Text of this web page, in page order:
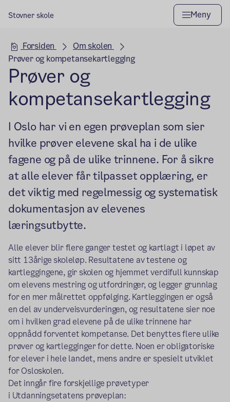
Stovner skole Meny
Hovedseksjon
Forsiden
Om skolen
Prøver og kompetansekartlegging
Prøver og
kompetansekartlegging
I Oslo har vi en egen prøveplan som sier
hvilke prøver elevene skal ha i de ulike
fagene og på de ulike trinnene. For å sikre
at alle elever får tilpasset opplæring, er
det viktig med regelmessig og systematisk
dokumentasjon av elevenes
læringsutbytte.
Alle elever blir flere ganger testet og kartlagt i løpet av
sitt 13årige skoleløp. Resultatene av testene og
kartleggingene, gir skolen og hjemmet verdifull kunnskap
om elevens mestring og utfordringer, og legger grunnlag
for en mer målrettet oppfølging. Kartleggingen er også
en del av underveisvurderingen, og resultatene sier noe
om i hvilken grad elevene på de ulike trinnene har
oppnådd forventet kompetanse. Det benyttes flere ulike
prøver og kartlegginger for dette. Noen er obligatoriske
for elever i hele landet, mens andre er spesielt utviklet
for Osloskolen.
Det inngår fire forskjellige prøvetyper
i Utdanningsetatens prøveplan: